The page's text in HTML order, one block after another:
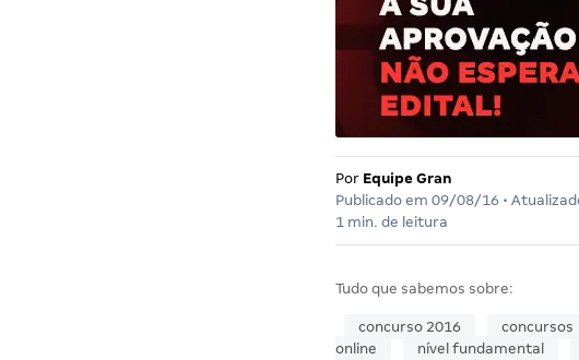
Por Equipe Gran
Publicado em 09/08/16 •
1 min. de leitura
Tudo que sabemos sobre:
concurso 2016 concursos
online
nível fundamental